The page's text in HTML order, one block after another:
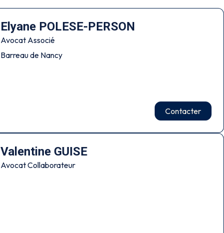
Elyane POLESE-PERSON
Avocat Associé
Barreau de Nancy
Contacter
Valentine GUISE
Avocat Collaborateur